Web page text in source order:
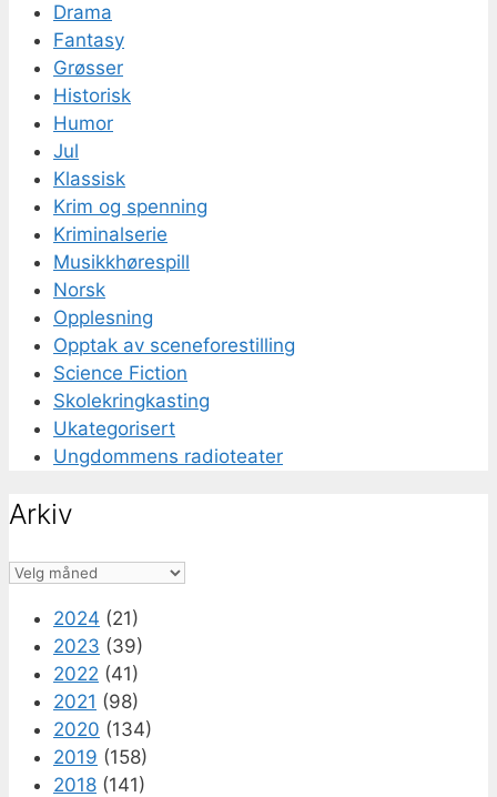
Drama
Fantasy
Grøsser
Historisk
Humor
Jul
Klassisk
Krim og spenning
Kriminalserie
Musikkhørespill
Norsk
Opplesning
Opptak av sceneforestilling
Science Fiction
Skolekringkasting
Ukategorisert
Ungdommens radioteater
Arkiv
Arkiv
2024 (21)
2023 (39)
2022 (41)
2021 (98)
2020 (134)
2019 (158)
2018 (141)